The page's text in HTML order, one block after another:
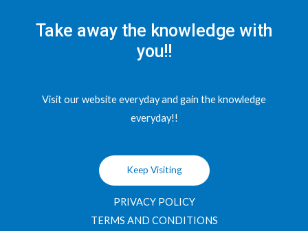
Take away the knowledge with
you!!
Visit our website everyday and gain the knowledge
everyday!!
Keep Visiting
PRIVACY POLICY
TERMS AND CONDITIONS